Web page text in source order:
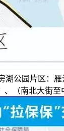
公园片区：
（南北大街